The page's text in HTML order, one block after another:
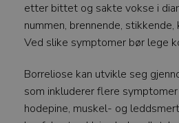
etter bittet og sakte vokse i
nummen, brennende,
Ved slike symptomer bør lege
Borreliose kan utvikle seg
som inkluderer flere
hodepine, muskel- og